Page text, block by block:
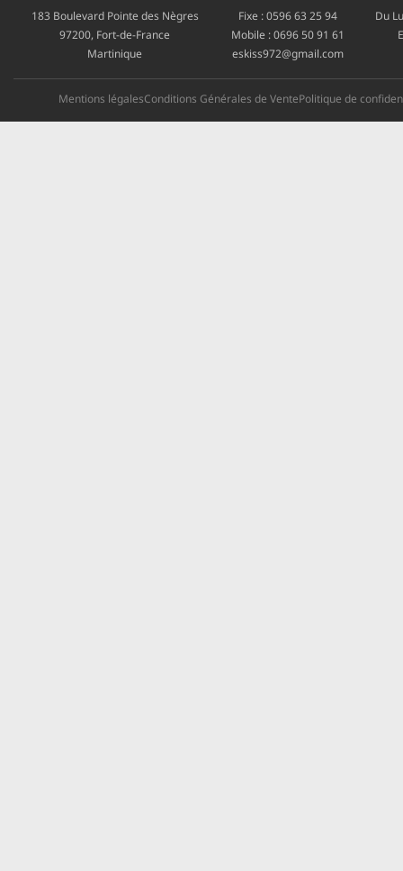
183 Boulevard Pointe des Nègres
97200, Fort-de-France
Martinique
Fixe :0596 63 25 94
Mobile :0696 50 91 61
eskiss972@gmail.com
Du
Mentions légalesConditions Générales de VentePolitique de